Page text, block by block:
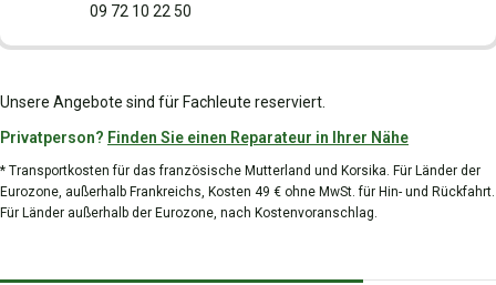
09 72 10 22 50
Unsere Angebote sind für Fachleute reserviert.
Privatperson? Finden Sie einen Reparateur in Ihrer Nähe
* Transportkosten für das französische Mutterland und Korsika. Für Länder der
Eurozone, außerhalb Frankreichs, Kosten 49 € ohne MwSt. für Hin- und Rückfahrt.
Für Länder außerhalb der Eurozone, nach Kostenvoranschlag.